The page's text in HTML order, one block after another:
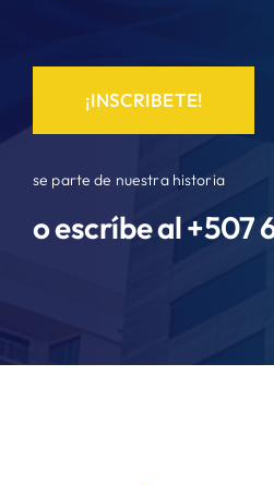
¡INSCRIBETE!
se parte de nuestra historia
o escríbe al +507